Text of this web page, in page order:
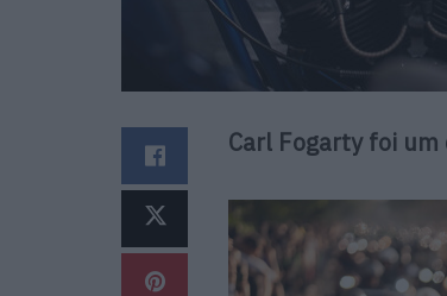
Carl Fogarty foi um